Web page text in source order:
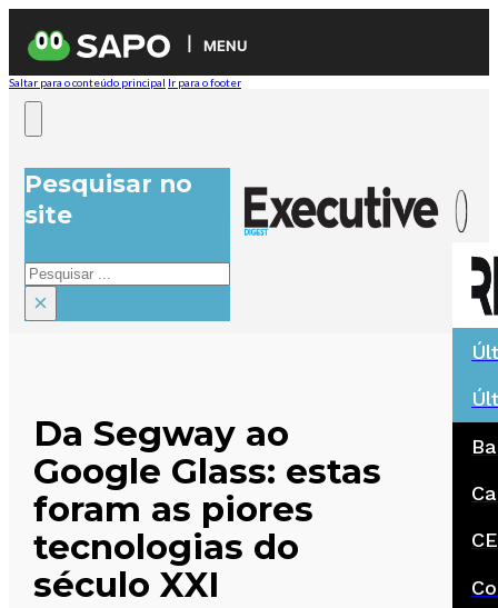
MENU
Saltar para o conteúdo principal Ir para o footer
Pesquisar no
site
Pesquisar
×
Da Segway ao
Google Glass: estas
foram as piores
tecnologias do
século XXI